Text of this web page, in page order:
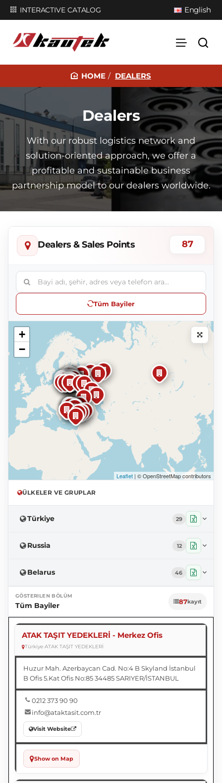
INTERACTIVE CATALOG English
H
M
E
DEALERS
Dealers
With our robust logistics network and
solution-oriented approach, we offer a
profitable and sustainable business
partnership model to our dealers worldwide.
Dealers & Sales Points 87
Tüm Bayiler
+
−
Leaflet | © OpenStreetMap contributors
ÜLKELER VE GRUPLAR
Türkiye 29
Russia 12
Belarus 46
GÖSTERILEN BÖLÜM
Tüm Bayiler 87kayıt
ATAK TAŞIT YEDEKLERİ - Merkez Ofis
Türkiye•ATAK TAŞIT YEDEKLERİ
Huzur Mah. Azerbaycan Cad. No:4 B Skyland İstanbul
B Ofis 5.Kat Ofis No:85 34485 SARIYER/İSTANBUL
0212 373 90 90
info@ataktasit.com.tr
Visit Website
Show on Map